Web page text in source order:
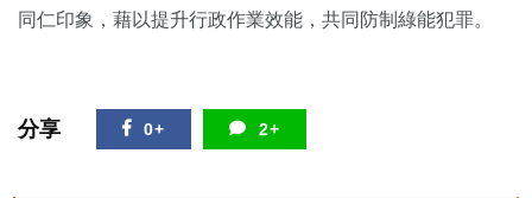
同仁印象，藉以提升行政作業效能，共同防制綠能犯罪。
分享 0+ 2+